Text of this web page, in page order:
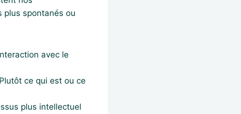
plus spontanés ou
avec le
ce qui est ou ce
plus intellectuel